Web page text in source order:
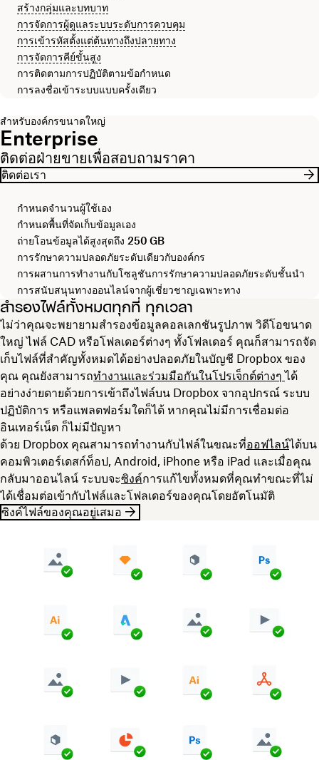
สร้างกลุ่มและบทบาท
การจัดการผู้ดูแลระบบระดับการควบคุม
การเข้ารหัสตั้งแต่ต้นทางถึงปลายทาง
การจัดการคีย์ขั้นสูง
การติดตามการปฏิบัติตามข้อกำหนด
การลงชื่อเข้าระบบแบบครั้งเดียว
สำหรับองค์กรขนาดใหญ่
Enterprise
ติดต่อฝ่ายขายเพื่อสอบถามราคา
ติดต่อเรา
กำหนดจำนวนผู้ใช้เอง
กำหนดพื้นที่จัดเก็บข้อมูลเอง
ถ่ายโอนข้อมูลได้สูงสุดถึง 250 GB
การรักษาความปลอดภัยระดับเดียวกับองค์กร
การผสานการทำงานกับโซลูชันการรักษาความปลอดภัยระดับชั้นนำ
การสนับสนุนทางออนไลน์จากผู้เชี่ยวชาญเฉพาะทาง
สำรองไฟล์ทั้งหมดทุกที่ ทุกเวลา
ไม่ว่าคุณจะพยายามสำรองข้อมูลคอลเลกชันรูปภาพ วิดีโอขนาด
ใหญ่ ไฟล์ CAD หรือโฟลเดอร์ต่างๆ ทั้งโฟลเดอร์ คุณก็สามารถจัด
เก็บไฟล์ที่สำคัญทั้งหมดได้อย่างปลอดภัยในบัญชี Dropbox ของ
คุณ คุณยังสามารถทำงานและร่วมมือกันในโปรเจ็กต์ต่างๆได้
อย่างง่ายดายด้วยการเข้าถึงไฟล์บน Dropbox จากอุปกรณ์ ระบบ
ปฏิบัติการ หรือแพลตฟอร์มใดก็ได้ หากคุณไม่มีการเชื่อมต่อ
อินเทอร์เน็ต ก็ไม่มีปัญหา
ด้วย Dropbox คุณสามารถทำงานกับไฟล์ในขณะที่ออฟไลน์ได้บน
คอมพิวเตอร์เดสก์ท็อป, Android, iPhone หรือ iPad และเมื่อคุณ
กลับมาออนไลน์ ระบบจะซิงค์การแก้ไขทั้งหมดที่คุณทำขณะที่ไม่
ได้เชื่อมต่อเข้ากับไฟล์และโฟลเดอร์ของคุณโดยอัตโนมัติ
ซิงค์ไฟล์ของคุณอยู่เสมอ